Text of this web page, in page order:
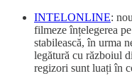
INTELONLINE:
filmeze înțelegerea
stabilească, în urma
legătură cu războiul
regizori sunt luați în